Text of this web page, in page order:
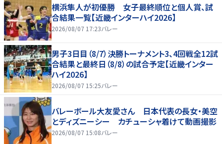
横浜隼人が初優勝 女子最終順位と個人賞、試
合結果一覧【近畿インターハイ2026】
2026/08/07 17:23バレー
男子3日目（8/7）決勝トーナメント3、4回戦全12試
合結果と最終日（8/8）の試合予定【近畿インター
ハイ2026】
2026/08/07 15:25バレー
バレーボール大友愛さん 日本代表の長女・美空
とディズニーシー カチューシャ着けて動画撮影
2026/08/07 15:08バレー